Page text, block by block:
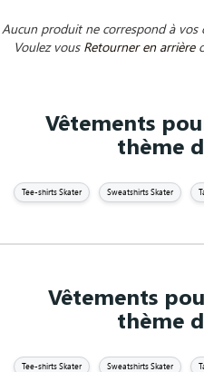
Aucun produit ne correspond à vos
Voulez vous Retourner en arrière
Vêtements
thème
Tee-shirts Skater Sweatshirts Skater
Vêtements
thème
Tee-shirts Skater Sweatshirts Skater